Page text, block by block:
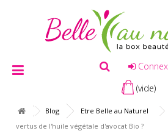
(vide)
Blog Etre Belle au Naturel
vertus de l'huile végétale d'avocat Bio ?